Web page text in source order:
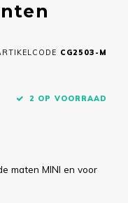
CG2503-M
2 OP VOORRAAD
maten MINI en voor